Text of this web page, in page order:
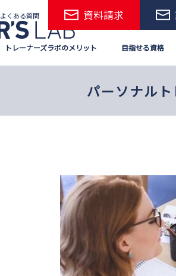
よくある質問 資料請求
トレーナーズラボのメリット 目指せる資格
パーソナル